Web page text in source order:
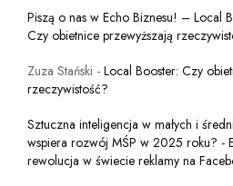
Piszą o nas w Echo Biznesu! – Local
Czy obietnice przewyższają
Zuza Stański - Local Booster: Czy
rzeczywistość?
Sztuczna inteligencja w małych i
wspiera rozwój MŚP w 2025 roku? -
rewolucja w świecie reklamy na